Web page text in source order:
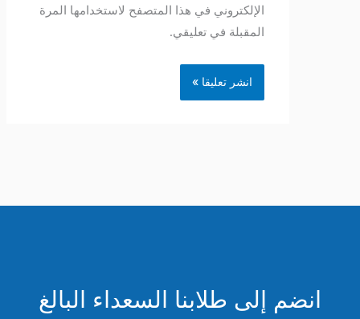
الإلكتروني في هذا المتصفح لاستخدامها المرة
المقبلة في تعليقي.
انضم إلى طلابنا السعداء البالغ